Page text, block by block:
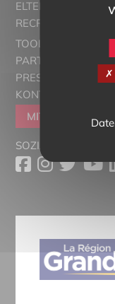
ELTERN ALSACE -
RECRUTORRS
TOOLBOX
PARTNER
PRESSESCHAU
KONTAKT
MITGLIEDER
SOZIALE MEDIEN